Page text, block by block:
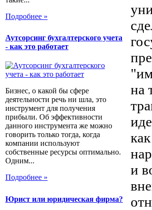
Подробнее »
Аутсорсинг бухгалтерского учета
- как это работает
Бизнес, о какой бы сфере
деятельности речь ни шла, это
инструмент для получения
прибыли. Об эффективности
данного инструмента же можно
говорить только тогда, когда
компании используют
собственные ресурсы оптимально.
Одним...
Подробнее »
Юрист или юридическая фирма?
на
и